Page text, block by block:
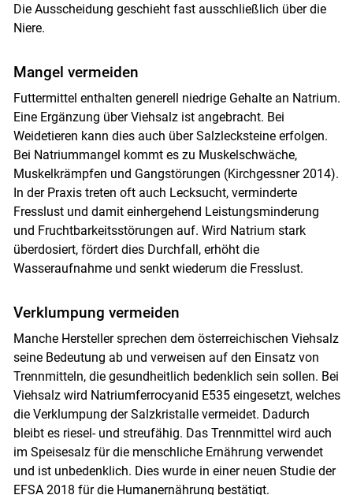
Skip to main content
Die Ausscheidung geschieht fast ausschließlich über die
Niere.
Mangel vermeiden
Futtermittel enthalten generell niedrige Gehalte an Natrium.
Eine Ergänzung über Viehsalz ist angebracht. Bei
Weidetieren kann dies auch über Salzlecksteine erfolgen.
Bei Natriummangel kommt es zu Muskelschwäche,
Muskelkrämpfen und Gangstörungen (Kirchgessner 2014).
In der Praxis treten oft auch Lecksucht, verminderte
Fresslust und damit einhergehend Leistungsminderung
und Fruchtbarkeitsstörungen auf. Wird Natrium stark
überdosiert, fördert dies Durchfall, erhöht die
Wasseraufnahme und senkt wiederum die Fresslust.
Verklumpung vermeiden
Manche Hersteller sprechen dem österreichischen Viehsalz
seine Bedeutung ab und verweisen auf den Einsatz von
Trennmitteln, die gesundheitlich bedenklich sein sollen. Bei
Viehsalz wird Natriumferrocyanid E535 eingesetzt, welches
die Verklumpung der Salzkristalle vermeidet. Dadurch
bleibt es riesel- und streufähig. Das Trennmittel wird auch
im Speisesalz für die menschliche Ernährung verwendet
und ist unbedenklich. Dies wurde in einer neuen Studie der
EFSA 2018 für die Humanernährung bestätigt.